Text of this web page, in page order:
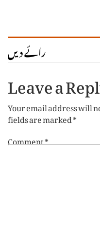
رائے دیں
Leave a
Your email address will
fields are marked*
Comment*